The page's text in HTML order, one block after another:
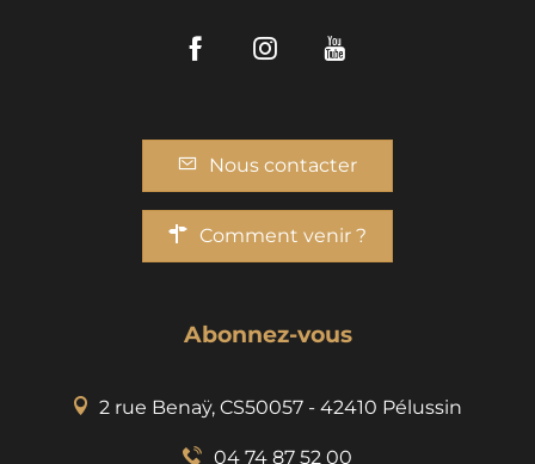
FacebookInstagram
Nous contacter
Comment venir ?
Abonnez-vous
2 rue Benaÿ, CS50057 - 42410 Pélussin
04 74 87 52 00